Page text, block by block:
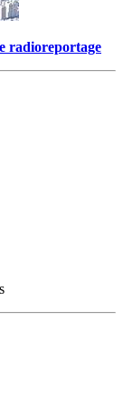
radioreportage